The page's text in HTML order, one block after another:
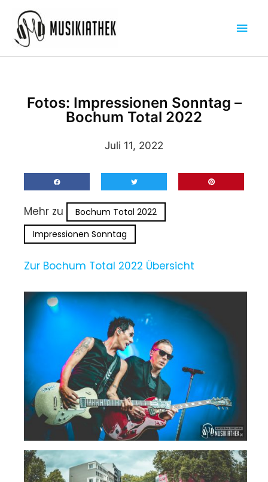
Inhalt
springen
Fotos: Impressionen Sonntag –
Bochum Total 2022
Juli 11, 2022
Mehr zu
Bochum Total 2022
Impressionen Sonntag
Zur Bochum Total 2022 Übersicht